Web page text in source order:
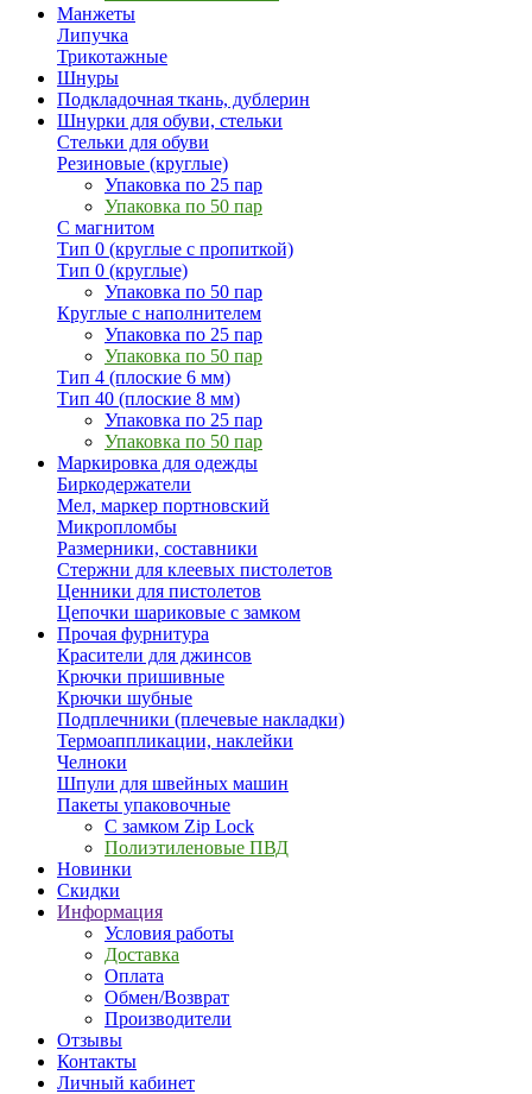
Манжеты
Липучка
Трикотажные
Шнуры
Подкладочная ткань, дублерин
Шнурки для обуви, стельки
Стельки для обуви
Резиновые (круглые)
Упаковка по 25 пар
Упаковка по 50 пар
С магнитом
Тип 0 (круглые с пропиткой)
Тип 0 (круглые)
Упаковка по 50 пар
Круглые с наполнителем
Упаковка по 25 пар
Упаковка по 50 пар
Тип 4 (плоские 6 мм)
Тип 40 (плоские 8 мм)
Упаковка по 25 пар
Упаковка по 50 пар
Маркировка для одежды
Биркодержатели
Мел, маркер портновский
Микропломбы
Размерники, составники
Стержни для клеевых пистолетов
Ценники для пистолетов
Цепочки шариковые с замком
Прочая фурнитура
Красители для джинсов
Крючки пришивные
Крючки шубные
Подплечники (плечевые накладки)
Термоаппликации, наклейки
Челноки
Шпули для швейных машин
Пакеты упаковочные
С замком Zip Lock
Полиэтиленовые ПВД
Новинки
Скидки
Информация
Условия работы
Доставка
Оплата
Обмен/Возврат
Производители
Отзывы
Контакты
Личный кабинет